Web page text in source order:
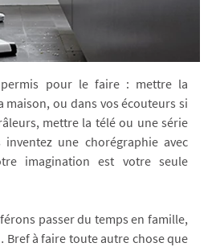
pour le faire : mettre la
maison, ou dans vos écouteurs si
mettre la télé ou une série
une chorégraphie avec
imagination est votre seule
passer du temps en famille,
à faire toute autre chose que